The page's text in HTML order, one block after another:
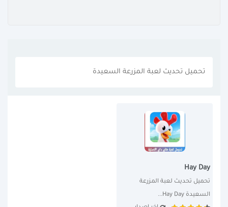
تحميل تحديث لعبة المزرعة السعيدة
Hay Day
السعيدة Hay Day...